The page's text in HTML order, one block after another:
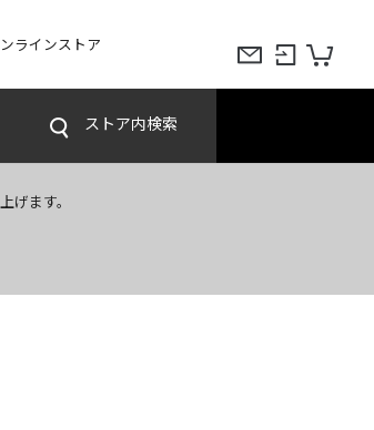
ラインストア
ストア内検索
ます。